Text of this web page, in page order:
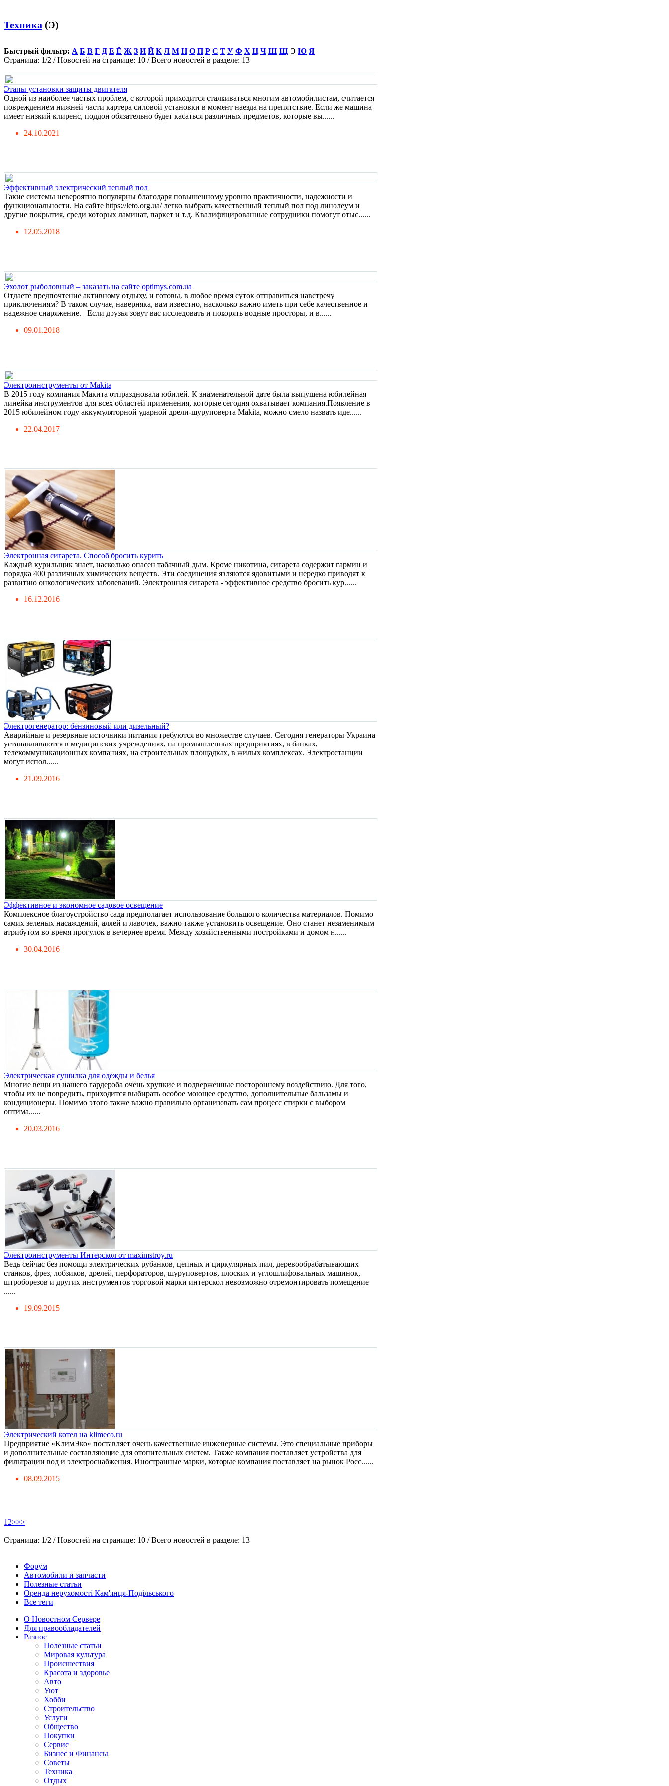
Техника (Э)
Быстрый фильтр: А Б В Г Д Е Ё Ж З И Й К Л М Н О П Р С Т У Ф Х Ц Ч Ш Щ Э Ю Я
Страница: 1/2 / Новостей на странице: 10 / Всего новостей в разделе: 13
Этапы установки защиты двигателя
Одной из наиболее частых проблем, с которой приходится сталкиваться многим автомобилистам, считается
повреждением нижней части картера силовой установки в момент наезда на препятствие. Если же машина
имеет низкий клиренс, поддон обязательно будет касаться различных предметов, которые вы......
24.10.2021
Эффективный электрический теплый пол
Такие системы невероятно популярны благодаря повышенному уровню практичности, надежности и
функциональности. На сайте https://leto.org.ua/ легко выбрать качественный теплый пол под линолеум и
другие покрытия, среди которых ламинат, паркет и т.д. Квалифицированные сотрудники помогут отыс......
12.05.2018
Эхолот рыболовный – заказать на сайте optimys.com.ua
Отдаете предпочтение активному отдыху, и готовы, в любое время суток отправиться навстречу
приключениям? В таком случае, наверняка, вам известно, насколько важно иметь при себе качественное и
надежное снаряжение. Если друзья зовут вас исследовать и покорять водные просторы, и в......
09.01.2018
Электроинструменты от Makita
В 2015 году компания Макита отпраздновала юбилей. К знаменательной дате была выпущена юбилейная
линейка инструментов для всех областей применения, которые сегодня охватывает компания.Появление в
2015 юбилейном году аккумуляторной ударной дрели-шуруповерта Makita, можно смело назвать иде......
22.04.2017
Электронная сигарета. Способ бросить курить
Каждый курильщик знает, насколько опасен табачный дым. Кроме никотина, сигарета содержит гармин и
порядка 400 различных химических веществ. Эти соединения являются ядовитыми и нередко приводят к
развитию онкологических заболеваний. Электронная сигарета - эффективное средство бросить кур......
16.12.2016
Электрогенератор: бензиновый или дизельный?
Аварийные и резервные источники питания требуются во множестве случаев. Сегодня генераторы Украина
устанавливаются в медицинских учреждениях, на промышленных предприятиях, в банках,
телекоммуникационных компаниях, на строительных площадках, в жилых комплексах. Электростанции
могут испол......
21.09.2016
Эффективное и экономное садовое освещение
Комплексное благоустройство сада предполагает использование большого количества материалов. Помимо
самих зеленых насаждений, аллей и лавочек, важно также установить освещение. Оно станет незаменимым
атрибутом во время прогулок в вечернее время. Между хозяйственными постройками и домом н......
30.04.2016
Электрическая сушилка для одежды и белья
Многие вещи из нашего гардероба очень хрупкие и подверженные постороннему воздействию. Для того,
чтобы их не повредить, приходится выбирать особое моющее средство, дополнительные бальзамы и
кондиционеры. Помимо этого также важно правильно организовать сам процесс стирки с выбором
оптима......
20.03.2016
Электроинструменты Интерскол от maximstroy.ru
Ведь сейчас без помощи электрических рубанков, цепных и циркулярных пил, деревообрабатывающих
станков, фрез, лобзиков, дрелей, перфораторов, шуруповертов, плоских и углошлифовальных машинок,
штроборезов и других инструментов торговой марки интерскол невозможно отремонтировать помещение
......
19.09.2015
Электрический котел на klimeco.ru
Предприятие «КлимЭко» поставляет очень качественные инженерные системы. Это специальные приборы
и дополнительные составляющие для отопительных систем. Также компания поставляет устройства для
фильтрации вод и электроснабжения. Иностранные марки, которые компания поставляет на рынок Росс......
08.09.2015
1 2>>>
Страница: 1/2 / Новостей на странице: 10 / Всего новостей в разделе: 13
Форум
Автомобили и запчасти
Полезные статьи
Оренда нерухомості Кам'янця-Подільського
Все теги
О Новостном Сервере
Для правообладателей
Разное
Полезные статьи
Мировая культура
Происшествия
Красота и здоровье
Авто
Уют
Хобби
Строительство
Услуги
Общество
Покупки
Сервис
Бизнес и Финансы
Советы
Техника
Отдых